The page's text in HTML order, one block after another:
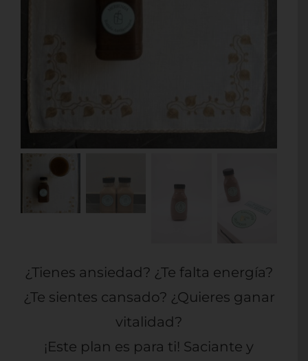
¿Tienes ansiedad? ¿Te falta energía?
¿Te sientes cansado? ¿Quieres ganar
vitalidad?
¡Este plan es para ti! Saciante y